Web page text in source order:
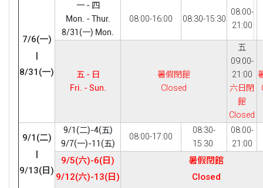
7/6(一)
|
8/31(一)
一 - 四
Mon. - Thur.
8/31(一) Mon.
08:00-16:00 08:30-15:30
08:00-
21:00
五 - 日
Fri. - Sun.
暑假閉館
Closed
五
09:00-
21:00
六日閉
館
Closed
9/1(二)
|
9/13(日)
9/1(二)-4(五)
9/7(一)-11(五)
08:00-17:00
08:30-
15:30
08:00-
21:00
9/5(六)-6(日)
9/12(六)-13(日)
暑假閉館
Closed